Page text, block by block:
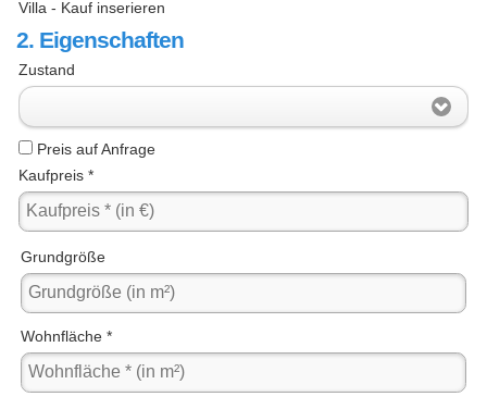
2. Eigenschaften
Zustand
Preis auf Anfrage
Kaufpreis *
Grundgröße
Wohnfläche *